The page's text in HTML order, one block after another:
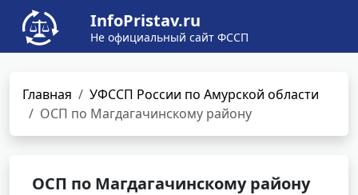
InfoPristav.ru
Не официальный сайт ФССП
Главная
УФССП России по Амурской области
ОСП по Магдагачинскому району
ОСП по Магдагачинскому району